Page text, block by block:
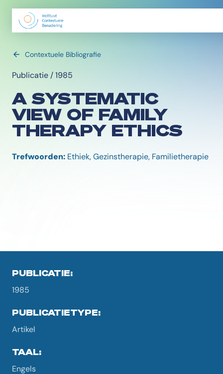
Contextuele Bibliografie
Publicatie / 1985
A SYSTEMATIC
VIEW OF FAMILY
THERAPY ETHICS
Trefwoorden: Ethiek, Gezinstherapie, Familietherapie
PUBLICATIE:
1985
PUBLICATIETYPE:
Artikel
TAAL:
Engels